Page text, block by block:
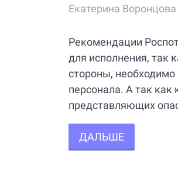
Екатерина Воронцова
Рекомендации
для исполнения, так
стороны, необходимо
персонала. А так
представляющих
ДАЛЬШЕ